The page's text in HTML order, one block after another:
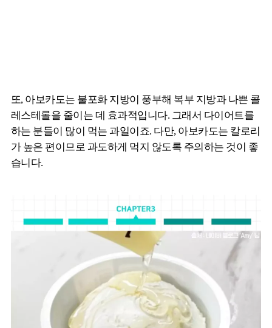
또, 아보카도는 불포화 지방이 풍부해 복부 지방과 나쁜 콜
레스테롤을 줄이는 데 효과적입니다. 그래서 다이어트를
하는 분들이 많이 먹는 과일이죠. 다만, 아보카도는 칼로리
가 높은 편이므로 과도하게 먹지 않도록 주의하는 것이 좋
습니다.